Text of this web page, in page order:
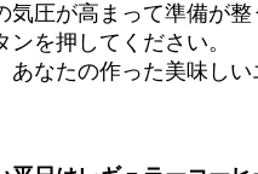
圧が高まって準備が
押してください。
たの作った美味しいエ